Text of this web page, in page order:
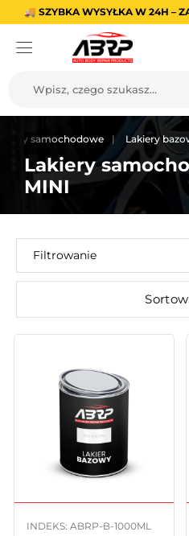
🚚 SZYBKA WYSYŁKA W 24H –
samochodowe Lakiery
Lakiery
MINI
Filtrowanie
INDEKS: ABRP-B-1000ML